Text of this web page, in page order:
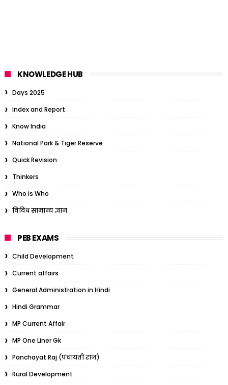
KNOWLEDGE HUB
Days 2025
Index and Report
Know India
National Park & Tiger Reserve
Quick Revision
Thinkers
Who is Who
विविध सामान्य ज्ञान
PEB EXAMS
Child Development
Current affairs
General Administration in Hindi
Hindi Grammar
MP Current Affair
MP One Liner Gk
Panchayat Raj (पंचायती राज)
Rural Development